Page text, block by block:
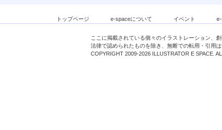
トップページ e-spaceについて イベント
ここに掲載されている個々のイラストレーション、
法律で認められたものを除き、無断での転用・引用
COPYRIGHT 2009-2026 ILLUSTRATOR E SPACE.